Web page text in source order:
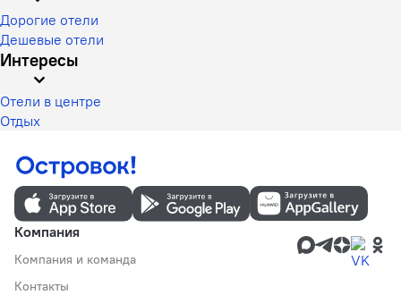
Дорогие отели
Дешевые отели
Интересы
Отели в центре
Отдых
Компания
Компания и команда
Контакты